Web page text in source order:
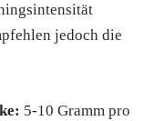
jedoch die
5-10 Gramm pro